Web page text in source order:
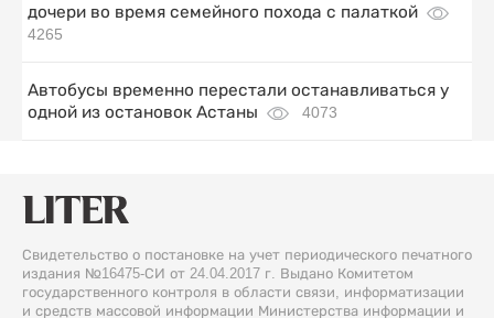
дочери во время семейного похода с палаткой
4265
Автобусы временно перестали останавливаться у
одной из остановок Астаны
4073
Свидетельство о постановке на учет периодического печатного
издания №16475-СИ от 24.04.2017 г. Выдано Комитетом
государственного контроля в области связи, информатизации
и средств массовой информации Министерства информации и